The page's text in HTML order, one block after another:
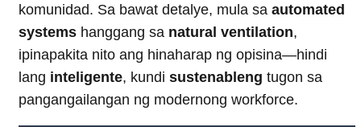
komunidad. Sa bawat detalye, mula sa automated
systems hanggang sa natural ventilation,
ipinapakita nito ang hinaharap ng opisina—hindi
lang inteligente, kundi sustenableng tugon sa
pangangailangan ng modernong workforce.